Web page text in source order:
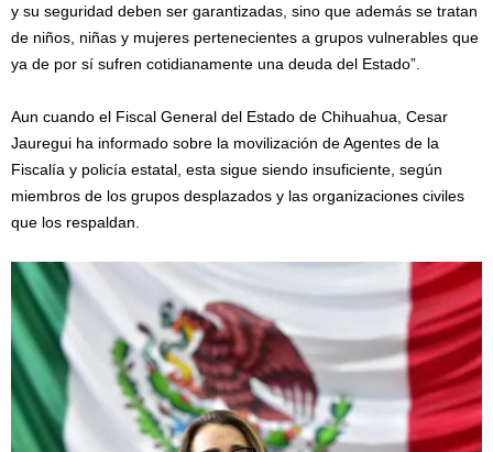
y su seguridad deben ser garantizadas, sino que además se tratan
de niños, niñas y mujeres pertenecientes a grupos vulnerables que
ya de por sí sufren cotidianamente una deuda del Estado”.
Aun cuando el Fiscal General del Estado de Chihuahua, Cesar
Jauregui ha informado sobre la movilización de Agentes de la
Fiscalía y policía estatal, esta sigue siendo insuficiente, según
miembros de los grupos desplazados y las organizaciones civiles
que los respaldan.